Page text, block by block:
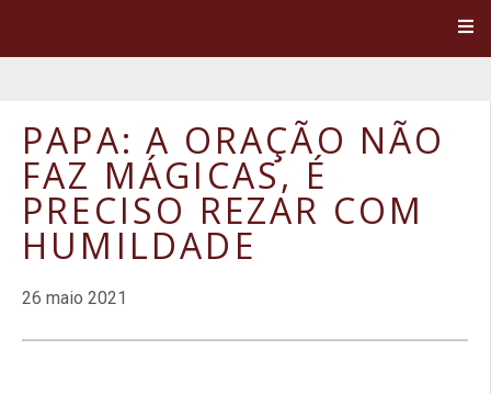
PAPA: A ORAÇÃO NÃO
FAZ MÁGICAS, É
PRECISO REZAR COM
HUMILDADE
26 maio 2021